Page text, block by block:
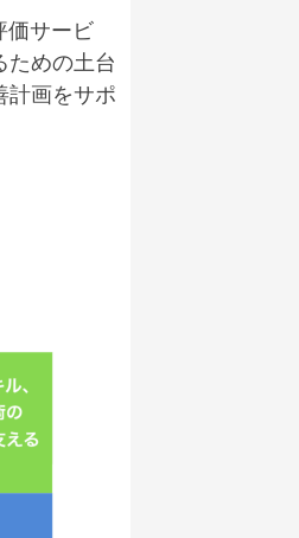
価サービ
めの土台
画をサポ